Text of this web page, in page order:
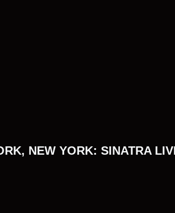
NEW YORK: SINATRA